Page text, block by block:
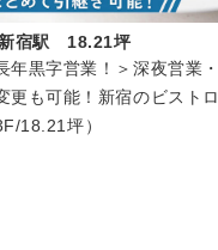
宿駅 18.21坪
年黒字営業！＞深夜営業
更も可能！新宿のビストロ
18.21坪）